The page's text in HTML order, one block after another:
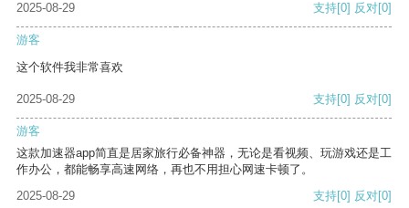
2025-08-29
支持[0] 反对[0]
游客
这个软件我非常喜欢
2025-08-29 支持[0] 反对[0]
游客
这款加速器app简直是居家旅行必备神器，无论是看视频、玩游戏还是工
作办公，都能畅享高速网络，再也不用担心网速卡顿了。
2025-08-29
支持[0] 反对[0]